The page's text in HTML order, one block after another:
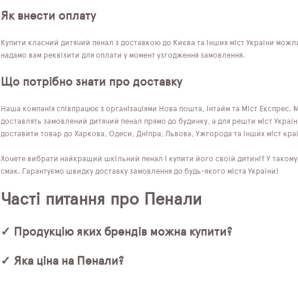
Як внести оплату
Купити класний дитячий пенал з доставкою до Києва та інших міст України
надамо вам реквізити для оплати у момент узгодження замовлення.
Що потрібно знати про доставку
Наша компанія співпрацює з організаціями Нова пошта, Інтайм та Міст
доставлять замовлений дитячий пенал прямо до будинку, а для решти міст
доставити товар до Харкова, Одеси, Дніпра, Львова, Ужгорода та інших міст
Хочете вибрати найкращий шкільний пенал і купити його своїй дитині? У
смак. Гарантуємо швидку доставку замовлення до будь-якого міста України!
Часті питання про Пенали
✓ Продукцію яких брендів можна купити?
✓ Яка ціна на Пенали?